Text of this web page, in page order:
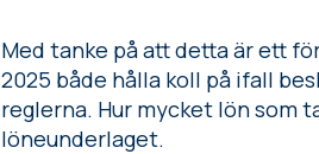
Med tanke på att detta är ett
2025 både hålla koll på ifall
reglerna. Hur mycket lön som
löneunderlaget.